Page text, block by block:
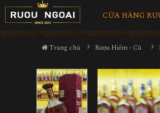
CỬA HÀNG
Trang chủ Rượu Hiếm - Cũ